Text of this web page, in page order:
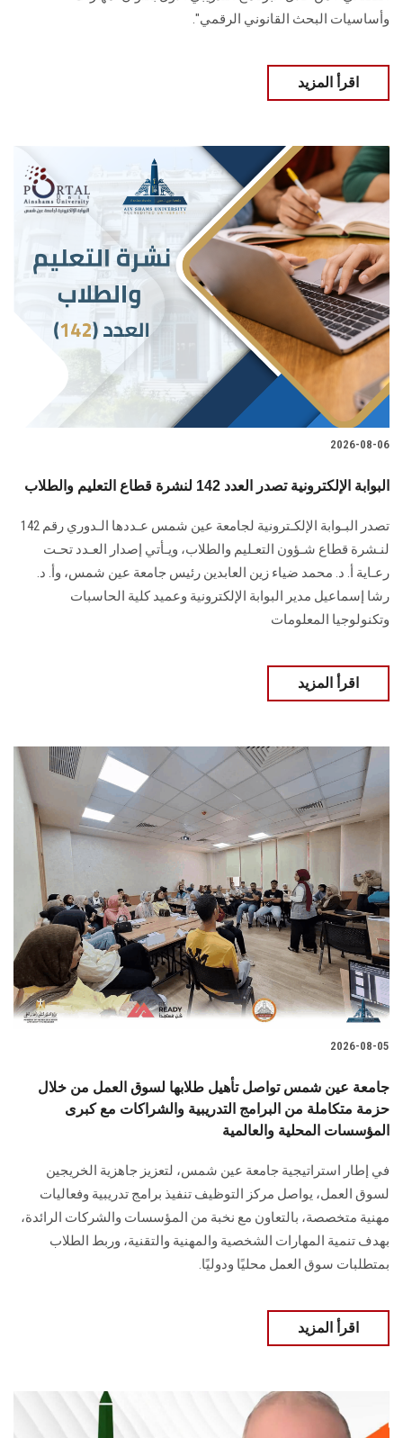
وأساسيات البحث القانوني الرقمي".
اقرأ المزيد
2026-08-06
البوابة الإلكترونية تصدر العدد 142 لنشرة قطاع التعليم والطلاب
تصدر البـوابة الإلكـترونية لجامعة عين شمس عـددها الـدوري رقم 142
لنـشرة قطاع شـؤون التعـليم ‏والطلاب‎، ويـأتي إصدار العـدد تحـت
رعـاية أ. د. محمد ضياء زين العابدين رئيس جامعة عين شمس، وأ. د.
‏رشا إسماعيل مدير البوابة الإلكترونية وعميد كلية الحاسبات
وتكنولوجيا المعلومات
اقرأ المزيد
2026-08-05
جامعة عين شمس تواصل تأهيل طلابها لسوق العمل من خلال
حزمة متكاملة من البرامج التدريبية والشراكات مع كبرى
المؤسسات المحلية والعالمية
في إطار استراتيجية جامعة عين شمس، لتعزيز جاهزية الخريجين
لسوق العمل، يواصل مركز التوظيف تنفيذ برامج تدريبية وفعاليات
مهنية متخصصة، بالتعاون مع نخبة من المؤسسات والشركات الرائدة،
بهدف تنمية المهارات الشخصية والمهنية والتقنية، وربط الطلاب
بمتطلبات سوق العمل محليًا ودوليًا.
اقرأ المزيد